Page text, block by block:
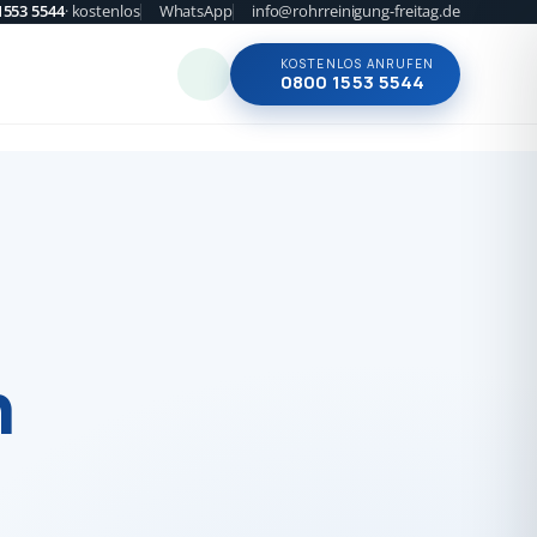
5544· kostenlos WhatsApp info@rohrreinigung-freitag.de
KOSTENLOS ANRUFEN
0800 1553 5544